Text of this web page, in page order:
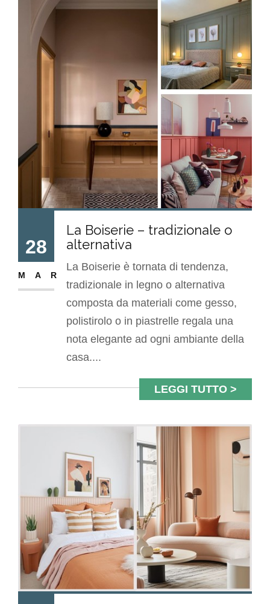
28
MAR
La Boiserie – tradizionale o
alternativa
La Boiserie è tornata di tendenza,
tradizionale in legno o alternativa
composta da materiali come gesso,
polistirolo o in piastrelle regala una
nota elegante ad ogni ambiante della
casa....
LEGGI TUTTO >